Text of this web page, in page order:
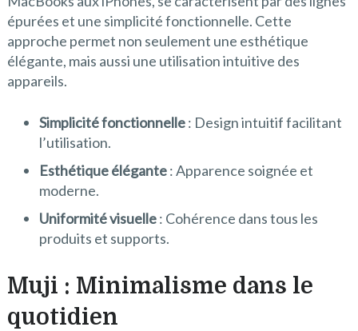
épurées et une simplicité fonctionnelle. Cette
approche permet non seulement une esthétique
élégante, mais aussi une utilisation intuitive des
appareils.
Simplicité fonctionnelle: Design intuitif facilitant
l’utilisation.
Esthétique élégante: Apparence soignée et
moderne.
Uniformité visuelle: Cohérence dans tous les
produits et supports.
Muji : Minimalisme dans le
quotidien